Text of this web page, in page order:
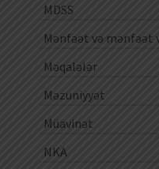
MDSS
Mənfəət və mənfəət
Məqalələr
Məzuniyyət
Müavinət
NKA